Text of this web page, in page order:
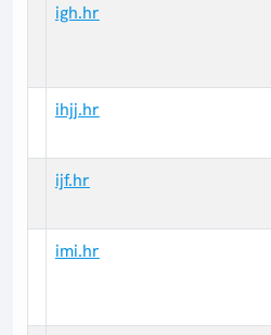
igh.hr
ihjj.hr
ijf.hr
imi.hr